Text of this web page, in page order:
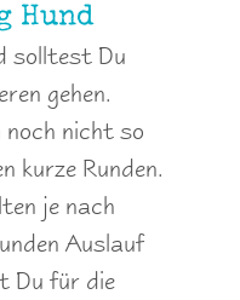
Hund
solltest Du
gehen.
noch nicht so
kurze Runden.
je nach
Auslauf
Du für die